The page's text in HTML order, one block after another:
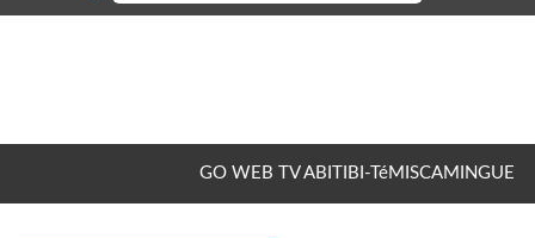
GO WEB TV ABITIBI-TéMISCAMINGUE